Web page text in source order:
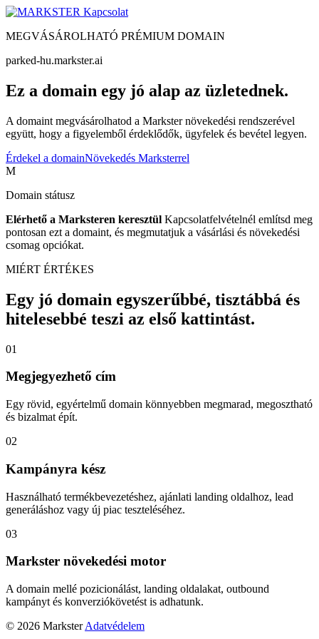
Kapcsolat
MEGVÁSÁROLHATÓ PRÉMIUM DOMAIN
parked-hu.markster.ai
Ez a domain egy jó alap az üzletednek.
A domaint megvásárolhatod a Markster növekedési rendszerével
együtt, hogy a figyelemből érdeklődők, ügyfelek és bevétel legyen.
Érdekel a domainNövekedés Marksterrel
M
Domain státusz
Elérhető a Marksteren keresztül Kapcsolatfelvételnél említsd meg
pontosan ezt a domaint, és megmutatjuk a vásárlási és növekedési
csomag opciókat.
MIÉRT ÉRTÉKES
Egy jó domain egyszerűbbé, tisztábbá és
hitelesebbé teszi az első kattintást.
01
Megjegyezhető cím
Egy rövid, egyértelmű domain könnyebben megmarad, megosztható
és bizalmat épít.
02
Kampányra kész
Használható termékbevezetéshez, ajánlati landing oldalhoz, lead
generáláshoz vagy új piac teszteléséhez.
03
Markster növekedési motor
A domain mellé pozicionálást, landing oldalakat, outbound
kampányt és konverziókövetést is adhatunk.
© 2026 Markster Adatvédelem